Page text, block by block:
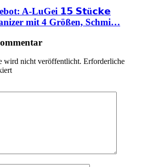
A-LuGei 𝟭𝟱 𝗦𝘁ü𝗰𝗸𝗲
mit 4 Größen, Schmi…
wird nicht veröffentlicht. Erforderliche